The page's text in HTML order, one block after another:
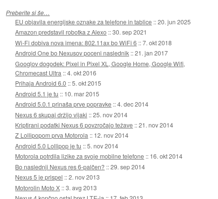
Preberite si še…
EU objavila energijske oznake za telefone in tablice ::20. jun 2025
Amazon predstavil robotka z Alexo ::30. sep 2021
Wi-Fi dobiva nova imena: 802.11ax bo WiFi 6 ::7. okt 2018
Android One bo Nexusov poceni naslednik ::21. jan 2017
Googlov dogodek: Pixel in Pixel XL, Google Home, Google Wifi,
Chromecast Ultra ::4. okt 2016
Prihaja Android 6.0 ::5. okt 2015
Android 5.1 je tu :: 10. mar 2015
Android 5.0.1 prinaša prve popravke ::4. dec 2014
Nexus 6 skupaj držijo vijaki ::25. nov 2014
Kriptirani podatki Nexus 6 povzročajo težave ::21. nov 2014
Z Lollipopom prva Motorola :: 12. nov 2014
Android 5.0 Lollipop je tu ::5. nov 2014
Motorola potrdila lizike za svoje mobilne telefone :: 16. okt 2014
Bo naslednji Nexus res 6-palčen? ::29. sep 2014
Nexus 5 je prispel ::2. nov 2013
Motorolin Moto X ::3. avg 2013